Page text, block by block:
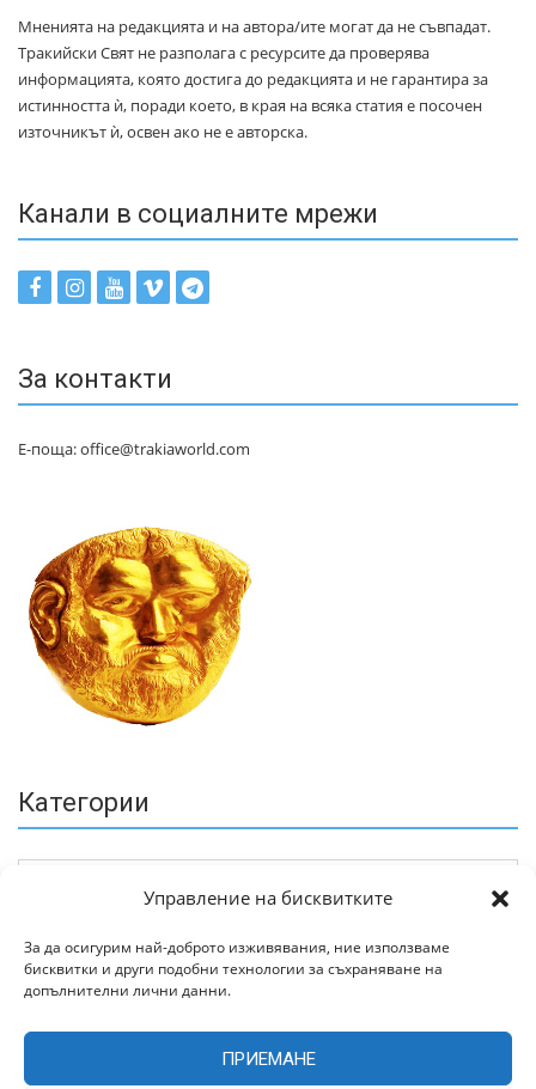
Управление на бисквитките
За да осигурим най-доброто изживявания, ние използваме
бисквитки и други подобни технологии за съхраняване на
допълнителни лични данни.
ПРИЕМАНЕ
Мненията на редакцията и на автора/ите могат да не съвпадат.
Тракийски Свят не разполага с ресурсите да проверява
информацията, която достига до редакцията и не гарантира за
истинността ѝ, поради което, в края на всяка статия е посочен
източникът ѝ, освен ако не е авторска.
Канали в социалните мрежи
За контакти
Е-поща: office@trakiaworld.com
Категории
Архив